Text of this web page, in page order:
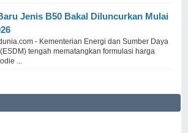
Jenis B50 Bakal Diluncurkan Mulai
- Kementerian Energi dan Sumber Daya
tengah mematangkan formulasi harga
...